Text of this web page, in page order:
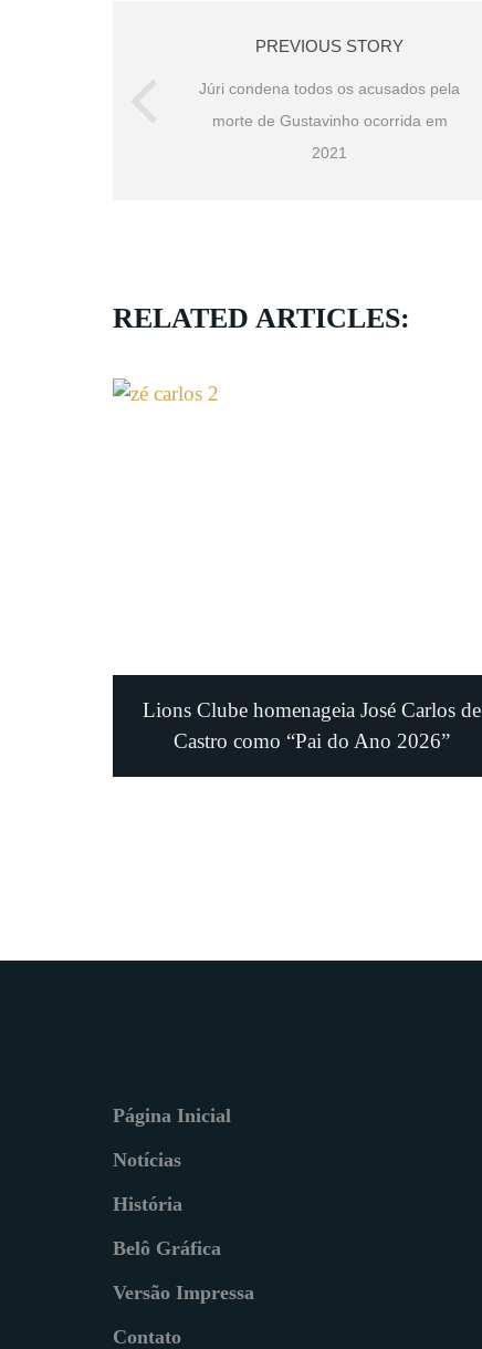
PREVIOUS STORY
Júri condena todos os acusados pela
morte de Gustavinho ocorrida em
2021
RELATED ARTICLES:
Lions Clube homenageia José Carlos de
Castro como “Pai do Ano 2026”
Página Inicial
Notícias
História
Belô Gráfica
Versão Impressa
Contato